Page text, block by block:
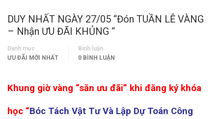
DUY NHẤT NGÀY 27/05 “Đón TUẦN LỄ VÀNG
– Nhận ƯU ĐÃI KHỦNG “
Danh mục
ƯU ĐÃI MỚI NHẤT
Bình luận
0 BÌNH LUẬN
Khung giờ vàng “săn ưu đãi” khi đăng ký khóa
học “Bóc Tách Vật Tư Và Lập Dự Toán Công